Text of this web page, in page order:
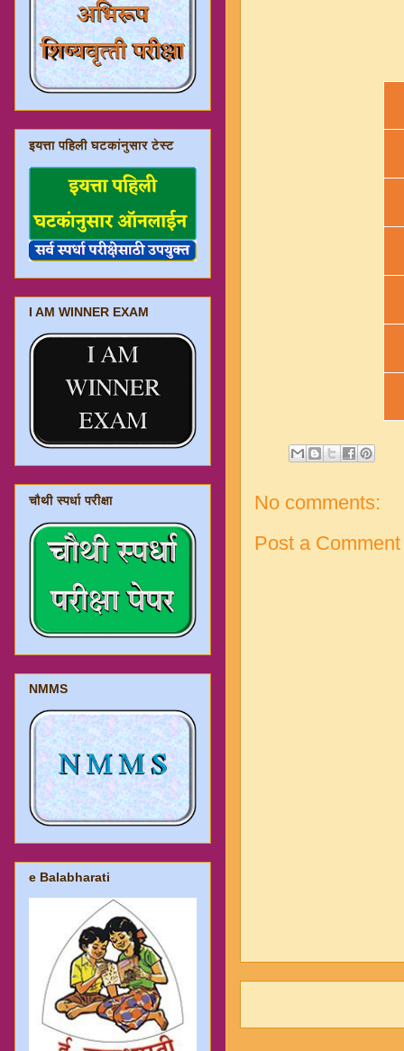
No comments:
Post a Comment
इयत्ता पहिली घटकांनुसार टेस्ट
I AM WINNER EXAM
चौथी स्पर्धा परीक्षा
NMMS
e Balabharati